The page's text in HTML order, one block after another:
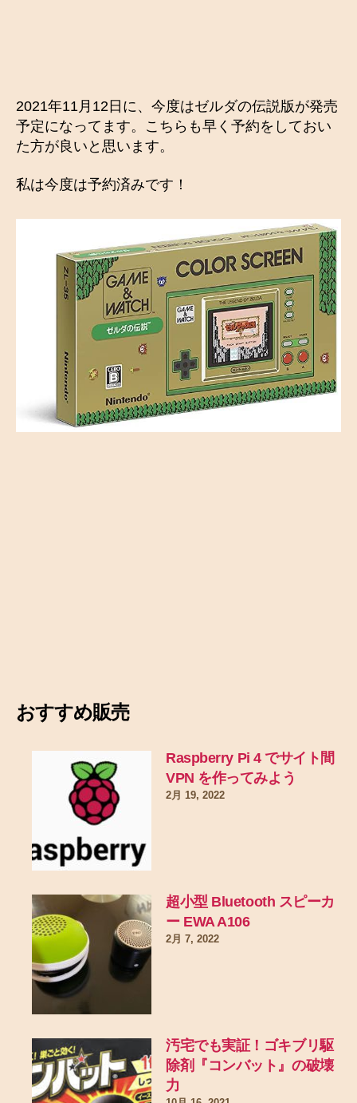
2021年11月12日に、今度はゼルダの伝説版が発売
予定になってます。こちらも早く予約をしておい
た方が良いと思います。
私は今度は予約済みです！
おすすめ販売
Raspberry Pi 4 でサイト間
VPN を作ってみよう
2月 19, 2022
超小型 Bluetooth スピーカ
ー EWA A106
2月 7, 2022
汚宅でも実証！ゴキブリ駆
除剤『コンバット』の破壊
力